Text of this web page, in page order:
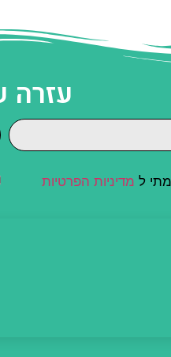
עזרה
ל מדיניות הפרטיות